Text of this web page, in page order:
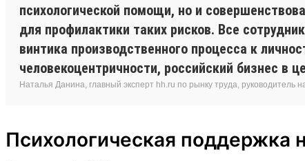
психологической помощи, но и
для профилактики таких рисков. Все
винтика производственного процесса к
человекоцентричности, российский бизнес в
Наталья Данина, главный эксперт hh.ru по рынку труда, руководитель
Психологическая поддержка